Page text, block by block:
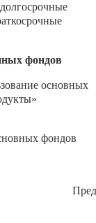
фондов
основных
фондов